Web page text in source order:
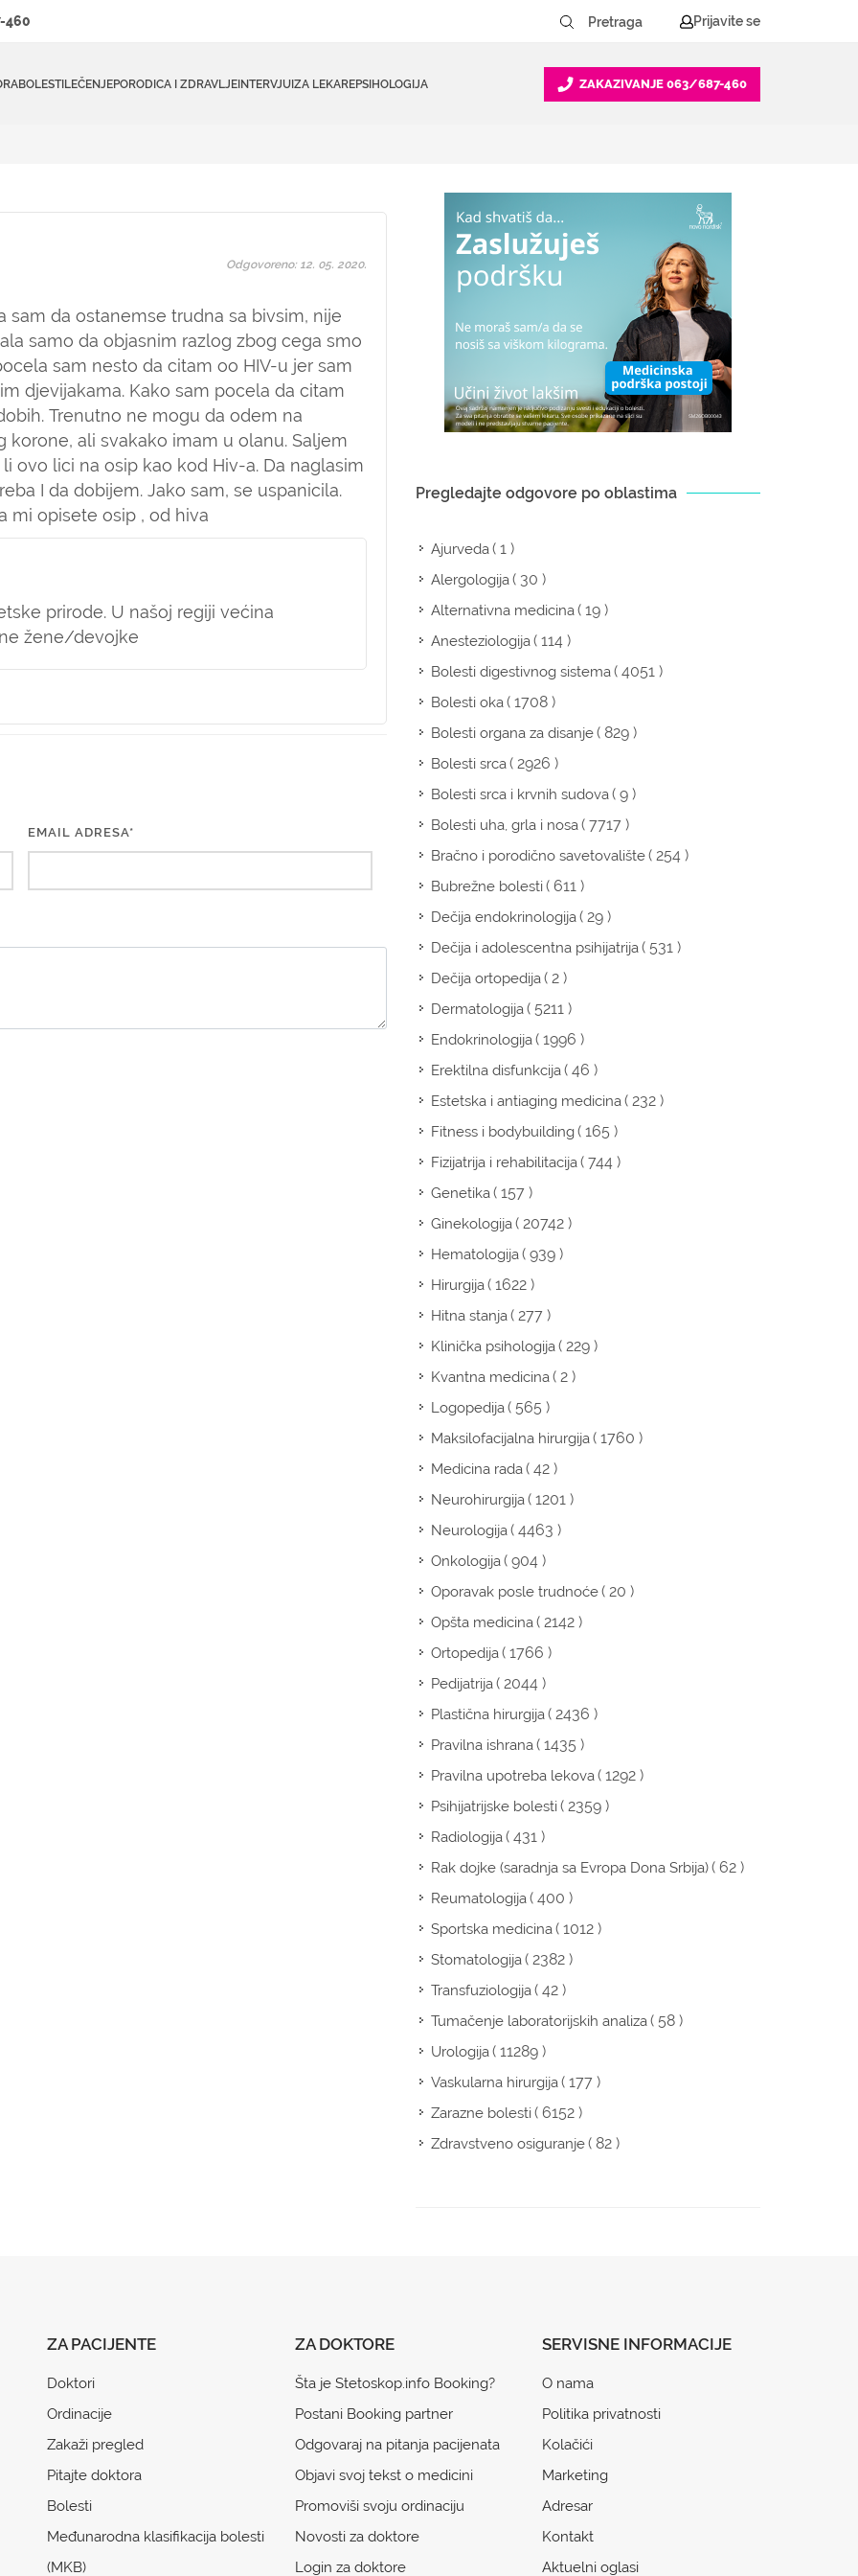
460 Prijavite se
BOLESTILEČENJEPORODICA I ZDRAVLJEINTERVJUIZA LEKAREPSIHOLOGIJA ZAKAZIVANJE 063/687-460
sam da ostanemse trudna sa bivsim, nije
samo da objasnim razlog zbog cega smo
sam nesto da citam oo HIV-u jer sam
djevijakama. Kako sam pocela da citam
Trenutno ne mogu da odem na
korone, ali svakako imam u olanu. Saljem
ovo lici na osip kao kod Hiv-a. Da naglasim
I da dobijem. Jako sam, se uspanicila.
mi opisete osip , od hiva
Odgovoreno: 12. 05. 2020.
prirode. U našoj regiji većina
žene/devojke
EMAIL ADRESA*
Pregledajte odgovore po oblastima
Ajurveda( 1 )
Alergologija( 30 )
Alternativna medicina( 19 )
Anesteziologija( 114 )
Bolesti digestivnog sistema( 4051 )
Bolesti oka( 1708 )
Bolesti organa za disanje( 829 )
Bolesti srca( 2926 )
Bolesti srca i krvnih sudova( 9 )
Bolesti uha, grla i nosa( 7717 )
Bračno i porodično savetovalište( 254 )
Bubrežne bolesti( 611 )
Dečija endokrinologija( 29 )
Dečija i adolescentna psihijatrija( 531 )
Dečija ortopedija( 2 )
Dermatologija( 5211 )
Endokrinologija( 1996 )
Erektilna disfunkcija( 46 )
Estetska i antiaging medicina( 232 )
Fitness i bodybuilding( 165 )
Fizijatrija i rehabilitacija( 744 )
Genetika( 157 )
Ginekologija( 20742 )
Hematologija( 939 )
Hirurgija( 1622 )
Hitna stanja( 277 )
Klinička psihologija( 229 )
Kvantna medicina( 2 )
Logopedija( 565 )
Maksilofacijalna hirurgija( 1760 )
Medicina rada( 42 )
Neurohirurgija( 1201 )
Neurologija( 4463 )
Onkologija( 904 )
Oporavak posle trudnoće( 20 )
Opšta medicina( 2142 )
Ortopedija( 1766 )
Pedijatrija( 2044 )
Plastična hirurgija( 2436 )
Pravilna ishrana( 1435 )
Pravilna upotreba lekova( 1292 )
Psihijatrijske bolesti( 2359 )
Radiologija( 431 )
Rak dojke (saradnja sa Evropa Dona Srbija)( 62 )
Reumatologija( 400 )
Sportska medicina( 1012 )
Stomatologija( 2382 )
Transfuziologija( 42 )
Tumačenje laboratorijskih analiza( 58 )
Urologija( 11289 )
Vaskularna hirurgija( 177 )
Zarazne bolesti( 6152 )
Zdravstveno osiguranje( 82 )
ZA PACIJENTE
Doktori
Ordinacije
Zakaži pregled
Pitajte doktora
Bolesti
Međunarodna klasifikacija bolesti
(MKB)
ZA DOKTORE
Šta je Stetoskop.info Booking?
Postani Booking partner
Odgovaraj na pitanja pacijenata
Objavi svoj tekst o medicini
Promoviši svoju ordinaciju
Novosti za doktore
Login za doktore
SERVISNE INFORMACIJE
O nama
Politika privatnosti
Kolačići
Marketing
Adresar
Kontakt
Aktuelni oglasi